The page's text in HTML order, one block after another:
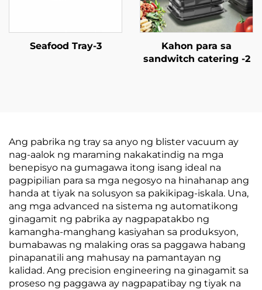
Seafood Tray-3
Kahon para sa
sandwitch catering -2
Ang pabrika ng tray sa anyo ng blister vacuum ay
nag-aalok ng maraming nakakatindig na mga
benepisyo na gumagawa itong isang ideal na
pagpipilian para sa mga negosyo na hinahanap ang
handa at tiyak na solusyon sa pakikipag-iskala. Una,
ang mga advanced na sistema ng automatikong
ginagamit ng pabrika ay nagpapatakbo ng
kamangha-manghang kasiyahan sa produksyon,
bumabawas ng malaking oras sa paggawa habang
pinapanatili ang mahusay na pamantayan ng
kalidad. Ang precision engineering na ginagamit sa
proseso ng paggawa ay nagpapatibay ng tiyak na